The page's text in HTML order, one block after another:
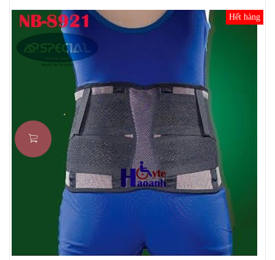
Hết hàng